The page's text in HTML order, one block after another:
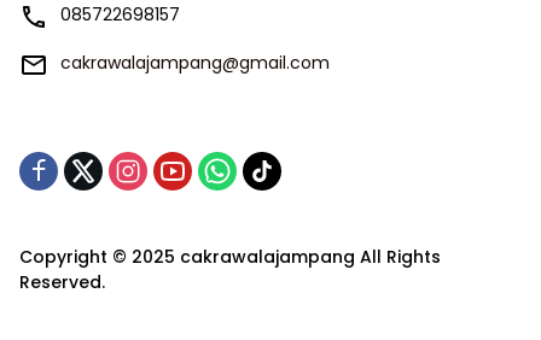
085722698157
cakrawalajampang@gmail.com
Copyright © 2025 cakrawalajampang All Rights
Reserved.